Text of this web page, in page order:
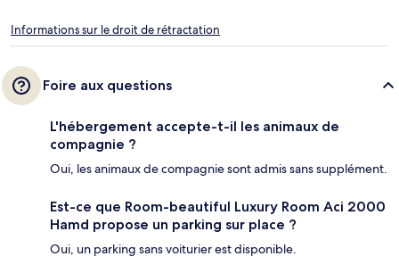
Informations sur le droit de rétractation
Foire aux questions
L'hébergement accepte-t-il les animaux de
compagnie ?
Oui, les animaux de compagnie sont admis sans supplément.
Est-ce que Room-beautiful Luxury Room Aci 2000
Hamd propose un parking sur place ?
Oui, un parking sans voiturier est disponible.